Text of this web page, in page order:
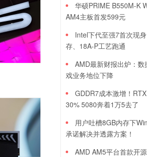
华硕PRIME B550M-K
AM4主板首发599元
Intel下代至强7首次现
存、18A-P工艺跑通
AMD最新财报出炉：
戏业务地位下降
GDDR7成本激增！
30% 5080奔着1万5去了
用户吐槽8GB内存下
承诺解决并透露方案！
AMD AM5平台首款开